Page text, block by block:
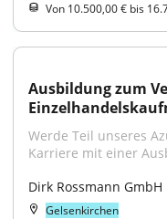
Von 10.500,00 € bis
Ausbildung zum
Werde Teil unseres
Karriere mit einer
Dirk Rossmann GmbH
Gelsenkirchen